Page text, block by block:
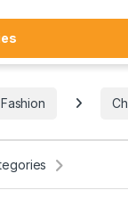
Fashion